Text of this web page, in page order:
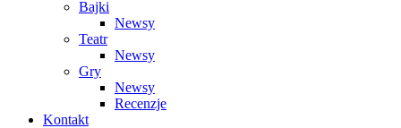
Bajki
Newsy
Teatr
Newsy
Gry
Newsy
Recenzje
Kontakt